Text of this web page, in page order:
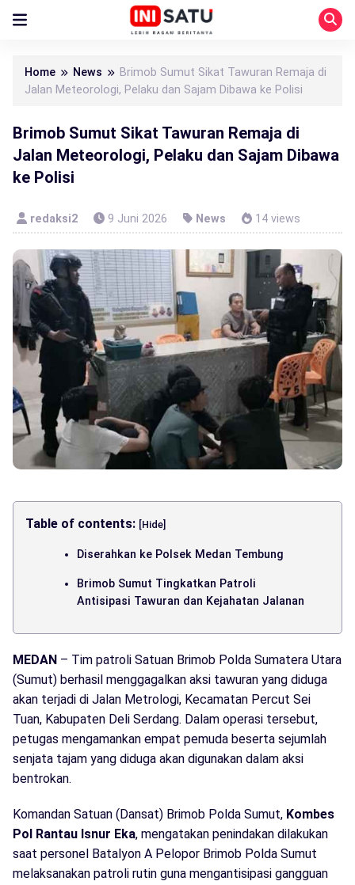
Home News
Brimob Sumut Sikat Tawuran Remaja di
Jalan Meteorologi, Pelaku dan Sajam Dibawa ke Polisi
Brimob Sumut Sikat Tawuran Remaja di
Jalan Meteorologi, Pelaku dan Sajam Dibawa
ke Polisi
redaksi2 9 Juni 2026 News 14 views
Table of contents: [Hide]
Diserahkan ke Polsek Medan Tembung
Brimob Sumut Tingkatkan Patroli
Antisipasi Tawuran dan Kejahatan Jalanan
MEDAN – Tim patroli Satuan Brimob Polda Sumatera Utara
(Sumut) berhasil menggagalkan aksi tawuran yang diduga
akan terjadi di Jalan Metrologi, Kecamatan Percut Sei
Tuan, Kabupaten Deli Serdang. Dalam operasi tersebut,
petugas mengamankan empat pemuda beserta sejumlah
senjata tajam yang diduga akan digunakan dalam aksi
bentrokan.
Komandan Satuan (Dansat) Brimob Polda Sumut, Kombes
Pol Rantau Isnur Eka, mengatakan penindakan dilakukan
saat personel Batalyon A Pelopor Brimob Polda Sumut
melaksanakan patroli rutin guna mengantisipasi gangguan